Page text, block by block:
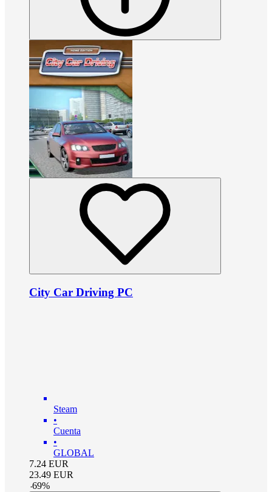
City Car Driving PC
Steam
•
Cuenta
•
GLOBAL
7.24 EUR
23.49 EUR
-69%